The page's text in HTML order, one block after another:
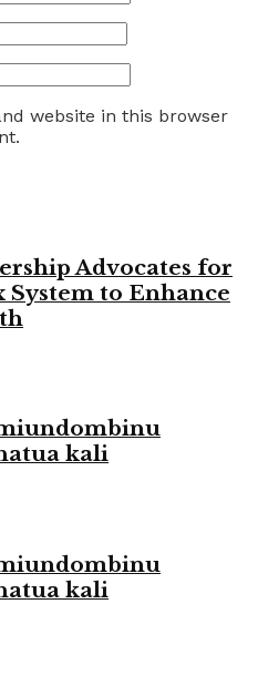
website in this browser
Advocates for
to Enhance
kali
kali